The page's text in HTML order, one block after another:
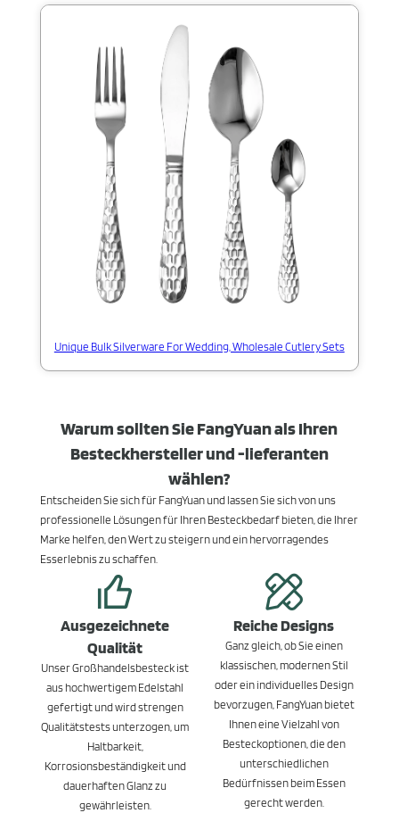
Unique Bulk Silverware For Wedding, Wholesale Cutlery Sets
Warum sollten Sie FangYuan als Ihren
Besteckhersteller und -lieferanten
wählen?
Entscheiden Sie sich für FangYuan und lassen Sie sich von uns
professionelle Lösungen für Ihren Besteckbedarf bieten, die Ihrer
Marke helfen, den Wert zu steigern und ein hervorragendes
Esserlebnis zu schaffen.
Ausgezeichnete
Qualität
Unser Großhandelsbesteck ist
aus hochwertigem Edelstahl
gefertigt und wird strengen
Qualitätstests unterzogen, um
Haltbarkeit,
Korrosionsbeständigkeit und
dauerhaften Glanz zu
gewährleisten.
Reiche Designs
Ganz gleich, ob Sie einen
klassischen, modernen Stil
oder ein individuelles Design
bevorzugen, FangYuan bietet
Ihnen eine Vielzahl von
Besteckoptionen, die den
unterschiedlichen
Bedürfnissen beim Essen
gerecht werden.